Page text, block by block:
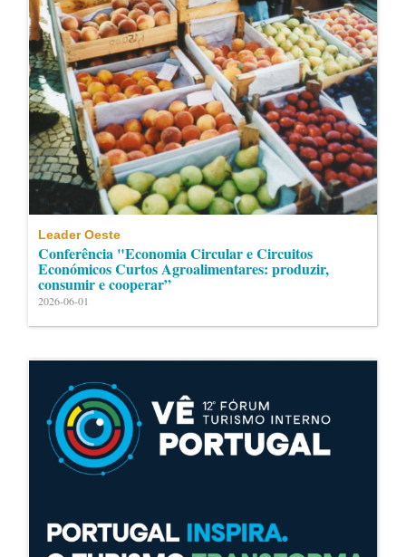
Leader Oeste
Conferência "Economia Circular e Circuitos
Económicos Curtos Agroalimentares: produzir,
consumir e cooperar”
2026-06-01